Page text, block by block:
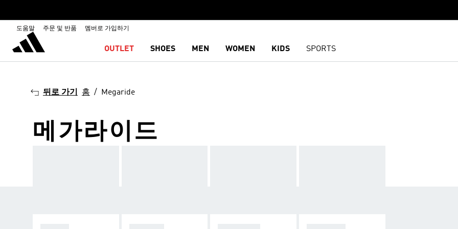
도움말 주문 및 반품 멤버로 가입하기
OUTLET SHOES MEN WOMEN KIDS SPORTS
뒤로 가기 홈 Megaride
메가라이드